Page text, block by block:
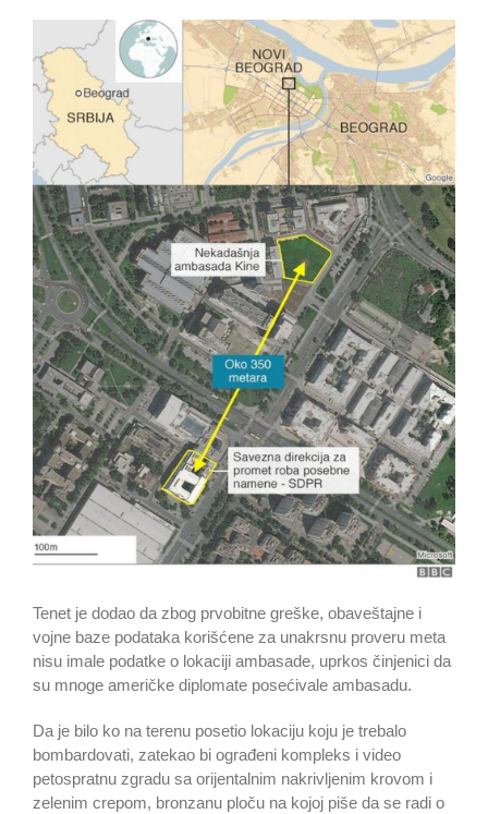
Tenet je dodao da zbog prvobitne greške, obaveštajne i
vojne baze podataka korišćene za unakrsnu proveru meta
nisu imale podatke o lokaciji ambasade, uprkos činjenici da
su mnoge američke diplomate posećivale ambasadu.
Da je bilo ko na terenu posetio lokaciju koju je trebalo
bombardovati, zatekao bi ograđeni kompleks i video
petospratnu zgradu sa orijentalnim nakrivljenim krovom i
zelenim crepom, bronzanu ploču na kojoj piše da se radi o